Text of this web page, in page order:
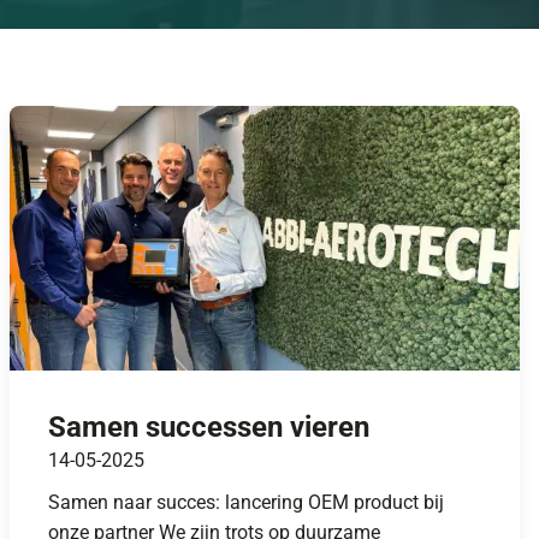
Samen successen vieren
14-05-2025
Samen naar succes: lancering OEM product bij
onze partner We zijn trots op duurzame